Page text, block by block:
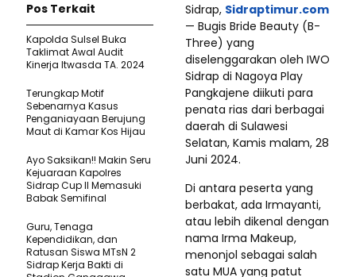
Sidrap, Sidraptimur.com
— Bugis Bride Beauty (B-
Three) yang
diselenggarakan oleh IWO
Sidrap di Nagoya Play
Pangkajene diikuti para
penata rias dari berbagai
daerah di Sulawesi
Selatan, Kamis malam, 28
Juni 2024.
Di antara peserta yang
berbakat, ada Irmayanti,
atau lebih dikenal dengan
nama Irma Makeup,
menonjol sebagai salah
satu MUA yang patut
Pos Terkait
Kapolda Sulsel Buka
Taklimat Awal Audit
Kinerja Itwasda TA. 2024
Terungkap Motif
Sebenarnya Kasus
Penganiayaan Berujung
Maut di Kamar Kos Hijau
Ayo Saksikan!! Makin Seru
Kejuaraan Kapolres
Sidrap Cup II Memasuki
Babak Semifinal
Guru, Tenaga
Kependidikan, dan
Ratusan Siswa MTsN 2
Sidrap Kerja Bakti di